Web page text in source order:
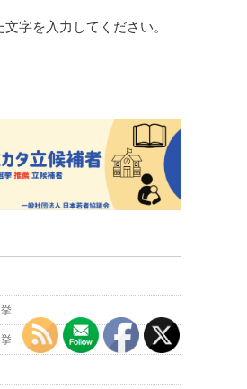
文字を入力してください。